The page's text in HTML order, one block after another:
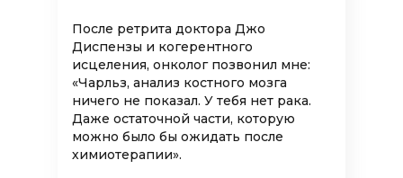
После ретрита доктора Джо
Диспензы и когерентного
исцеления, онколог позвонил мне:
«Чарльз, анализ костного мозга
ничего не показал. У тебя нет рака.
Даже остаточной части, которую
можно было бы ожидать после
химиотерапии».